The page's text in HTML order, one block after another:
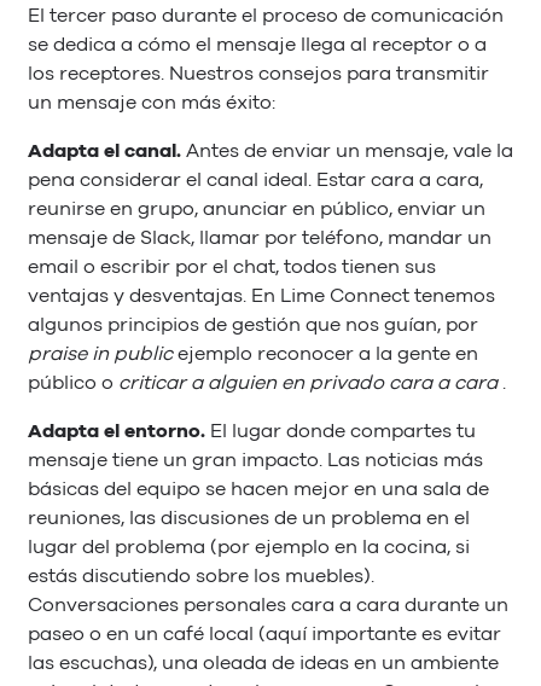
El tercer paso durante el proceso de comunicación
se dedica a cómo el mensaje llega al receptor o a
los receptores. Nuestros consejos para transmitir
un mensaje con más éxito:
Adapta el canal.Antes de enviar un mensaje, vale la
pena considerar el canal ideal. Estar cara a cara,
reunirse en grupo, anunciar en público, enviar un
mensaje de Slack, llamar por teléfono, mandar un
email o escribir por el chat, todos tienen sus
ventajas y desventajas. En Lime Connect tenemos
algunos principios de gestión que nos guían, por
praise in publicejemplo reconocer a la gente en
público o criticar a alguien en privado cara a cara.
Adapta el entorno. El lugar donde compartes tu
mensaje tiene un gran impacto. Las noticias más
básicas del equipo se hacen mejor en una sala de
reuniones, las discusiones de un problema en el
lugar del problema (por ejemplo en la cocina, si
estás discutiendo sobre los muebles).
Conversaciones personales cara a cara durante un
paseo o en un café local (aquí importante es evitar
las escuchas), una oleada de ideas en un ambiente